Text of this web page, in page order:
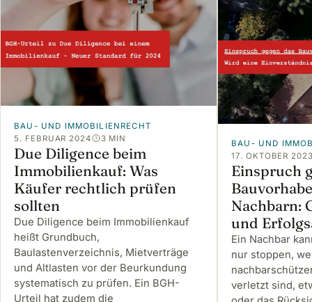
BAU- UND IMMOBILIENRECHT
5. FEBRUAR 2024
3 MIN
Due Diligence beim
Immobilienkauf: Was
Käufer rechtlich prüfen
sollten
Due Diligence beim Immobilienkauf
heißt Grundbuch,
Baulastenverzeichnis, Mietverträge
und Altlasten vor der Beurkundung
systematisch zu prüfen. Ein BGH-
Urteil hat zudem die
BAU- UND
17. OKTOBER
Einspruch
Nachbarn:
und
Ein Nachbar
nur stoppen,
verletzt sind,